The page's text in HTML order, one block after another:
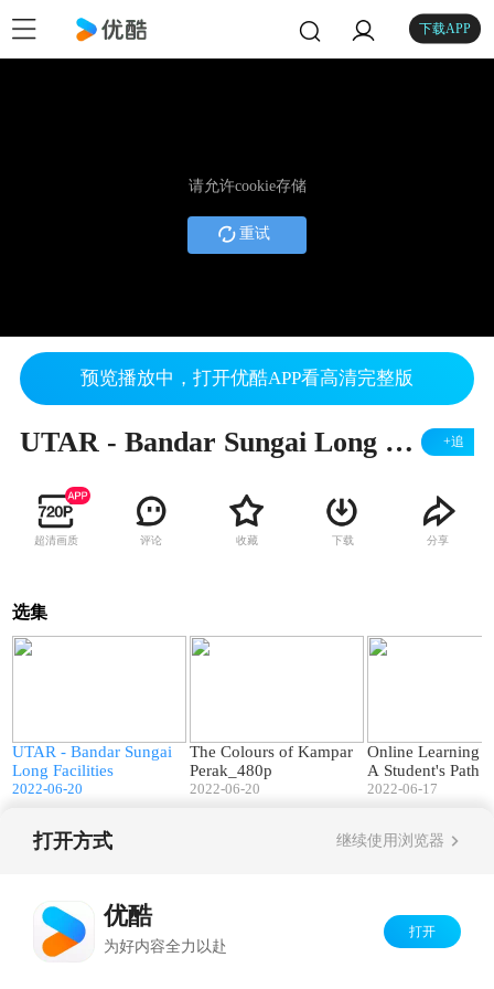
下载APP
请允许cookie存储
重试
预览播放中，打开优酷APP看高清完整版
UTAR - Bandar Sungai Long Facilities +追
超清画质 评论 收藏 下载 分享
选集
UTAR - Bandar Sungai
Long Facilities
2022-06-20
The Colours of Kampar
Perak_480p
2022-06-20
Online Learning
A Student's Path
d in Uncertain
2022-06-17
打开方式 继续使用浏览器
优酷
为好内容全力以赴
打开